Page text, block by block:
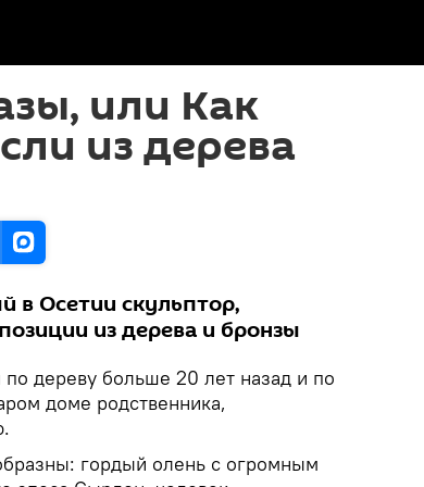
или Как
из дерева
в Осетии скульптор,
из дерева и бронзы
дереву больше 20 лет назад и по
доме родственника,
гордый олень с огромным